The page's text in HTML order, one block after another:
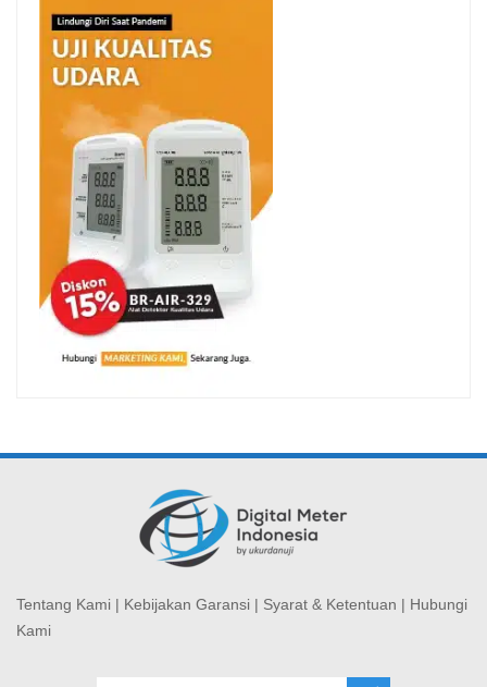
Tentang Kami | Kebijakan Garansi | Syarat & Ketentuan | Hubungi
Kami